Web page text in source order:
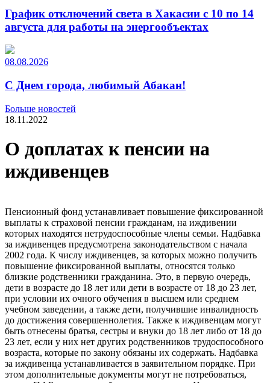
График отключений света в Хакасии с 10 по 14
августа для работы на энергообъектах
08.08.2026
С Днем города, любимый Абакан!
Больше новостей
18.11.2022
О доплатах к пенсии на
иждивенцев
Пенсионный фонд устанавливает повышение фиксированной
выплаты к страховой пенсии гражданам, на иждивении
которых находятся нетрудоспособные члены семьи. Надбавка
за иждивенцев предусмотрена законодательством с начала
2002 года. К числу иждивенцев, за которых можно получить
повышение фиксированной выплаты, относятся только
близкие родственники гражданина. Это, в первую очередь,
дети в возрасте до 18 лет или дети в возрасте от 18 до 23 лет,
при условии их очного обучения в высшем или среднем
учебном заведении, а также дети, получившие инвалидность
до достижения совершеннолетия. Также к иждивенцам могут
быть отнесены братья, сестры и внуки до 18 лет либо от 18 до
23 лет, если у них нет других родственников трудоспособного
возраста, которые по закону обязаны их содержать. Надбавка
за иждивенца устанавливается в заявительном порядке. При
этом дополнительные документы могут не потребоваться,